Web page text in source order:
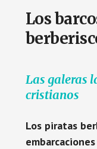
Los
Las galeras
cristianos
Los piratas